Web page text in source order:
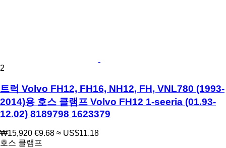
2
트럭 Volvo FH12, FH16, NH12, FH, VNL780 (1993-
2014)용 호스 클램프 Volvo FH12 1-seeria (01.93-
12.02) 8189798 1623379
₩15,920 €9.68 ≈ US$11.18
호스 클램프